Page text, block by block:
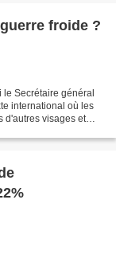
froide ?
Secrétaire général
international où les
d'autres visages et